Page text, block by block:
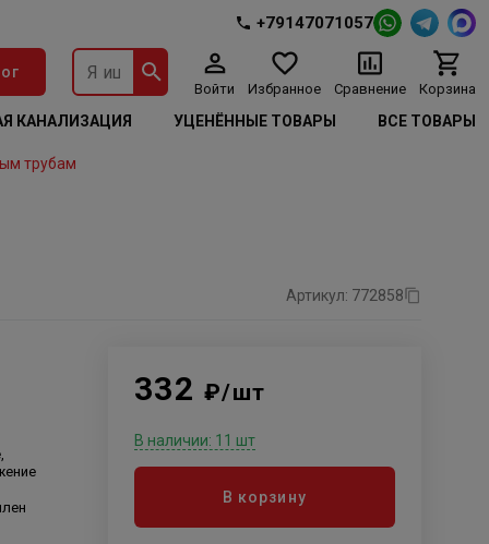
+79147071057
Войти Избранное Сравнение Корзина
КАНАЛИЗАЦИЯ УЦЕНЁННЫЕ ТОВАРЫ ВСЕ ТОВАРЫ
трубам
Артикул: 772858
332 ₽/шт
В наличии: 11 шт
В корзину